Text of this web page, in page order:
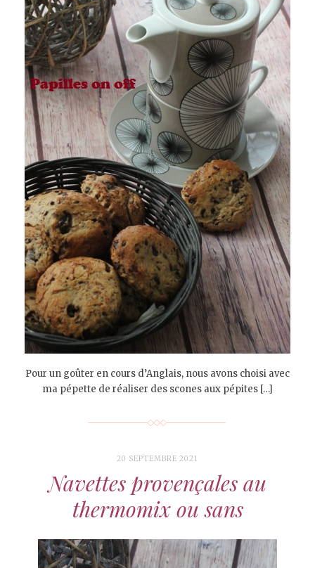
Pour un goûter en cours d’Anglais, nous avons choisi avec
ma pépette de réaliser des scones aux pépites […]
20 SEPTEMBRE 2021
Navettes provençales au
thermomix ou sans